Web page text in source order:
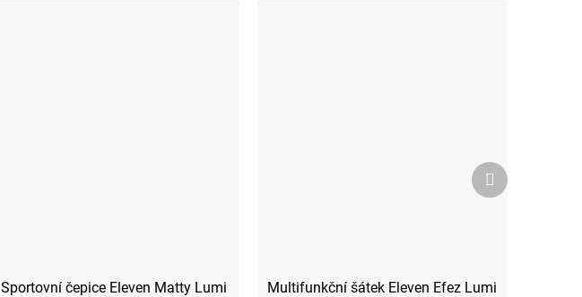
Sportovní čepice Eleven Matty Lumi
Multifunkční šátek Eleven Efez Lumi
Další
produkt